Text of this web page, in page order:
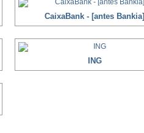
CaixaBank - [antes Bankia]
ING